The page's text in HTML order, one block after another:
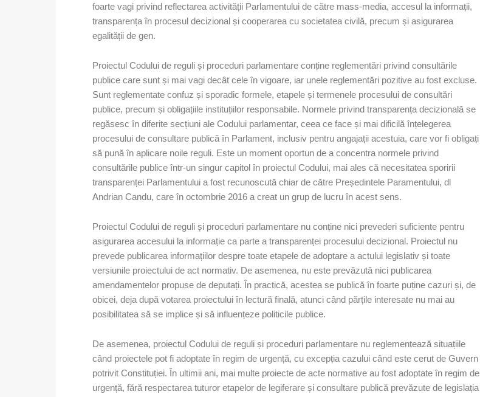
foarte vagi privind reflectarea activității Parlamentului de către mass-media, accesul la informații,
transparența în procesul decizional și cooperarea cu societatea civilă, precum și asigurarea
egalității de gen.
Proiectul Codului de reguli și proceduri parlamentare conține reglementări privind consultările
publice care sunt și mai vagi decât cele în vigoare, iar unele reglementări pozitive au fost excluse.
Sunt reglementate confuz și sporadic formele, etapele și termenele procesului de consultări
publice, precum și obligațiile instituțiilor responsabile. Normele privind transparența decizională se
regăsesc în diferite secțiuni ale Codului parlamentar, ceea ce face și mai dificilă înțelegerea
procesului de consultare publică în Parlament, inclusiv pentru angajații acestuia, care vor fi obligați
să pună în aplicare noile reguli. Este un moment oportun de a concentra normele privind
consultările publice într-un singur capitol în proiectul Codului, mai ales că necesitatea sporirii
transparenței Parlamentului a fost recunoscută chiar de către Președintele Paramentului, dl
Andrian Candu, care în octombrie 2016 a creat un grup de lucru în acest sens.
Proiectul Codului de reguli și proceduri parlamentare nu conține nici prevederi suficiente pentru
asigurarea accesului la informație ca parte a transparenței procesului decizional. Proiectul nu
prevede publicarea informațiilor despre toate etapele de adoptare a actului legislativ și toate
versiunile proiectului de act normativ. De asemenea, nu este prevăzută nici publicarea
amendamentelor propuse de deputați. În practică, acestea se publică în foarte puține cazuri și, de
obicei, deja după votarea proiectului în lectură finală, atunci când părțile interesate nu mai au
posibilitatea să se implice și să influențeze politicile publice.
De asemenea, proiectul Codului de reguli și proceduri parlamentare nu reglementează situațiile
când proiectele pot fi adoptate în regim de urgență, cu excepția cazului când este cerut de Guvern
potrivit Constituției. În ultimii ani, mai multe proiecte de acte normative au fost adoptate în regim de
urgență, fără respectarea tuturor etapelor de legiferare și consultare publică prevăzute de legislația